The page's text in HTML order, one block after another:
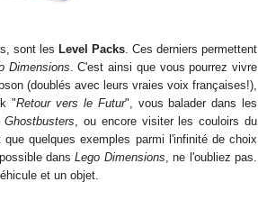
sont les Level Packs. Ces derniers permettent
Dimensions. C'est ainsi que vous pourrez vivre
(doublés avec leurs vraies voix françaises!),
"Retour vers le Futur", vous balader dans les
Ghostbusters, ou encore visiter les couloirs du
que quelquesexemples parmi l'infinité de choix
dansLego Dimensions, ne l'oubliez pas.
et un objet.